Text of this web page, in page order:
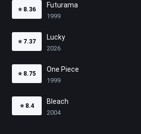
⭐ 8.36
Futurama
1999
⭐ 7.37
Lucky
2026
⭐ 8.75
One Piece
1999
⭐ 8.4
Bleach
2004